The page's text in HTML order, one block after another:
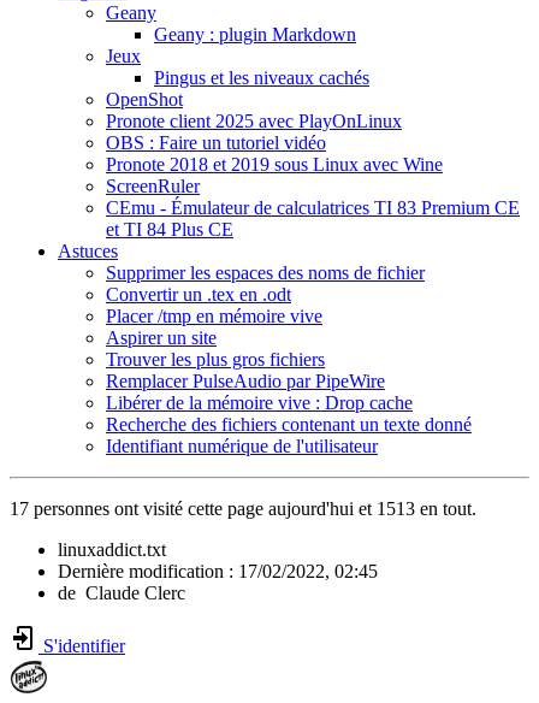
Geany
Geany : plugin Markdown
Jeux
Pingus et les niveaux cachés
OpenShot
Pronote client 2025 avec PlayOnLinux
OBS : Faire un tutoriel vidéo
Pronote 2018 et 2019 sous Linux avec Wine
ScreenRuler
CEmu - Émulateur de calculatrices TI 83 Premium CE
et TI 84 Plus CE
Astuces
Supprimer les espaces des noms de fichier
Convertir un .tex en .odt
Placer /tmp en mémoire vive
Aspirer un site
Trouver les plus gros fichiers
Remplacer PulseAudio par PipeWire
Libérer de la mémoire vive : Drop cache
Recherche des fichiers contenant un texte donné
Identifiant numérique de l'utilisateur
17 personnes ont visité cette page aujourd'hui et 1513 en tout.
linuxaddict.txt
Dernière modification : 17/02/2022, 02:45
de Claude Clerc
S'identifier